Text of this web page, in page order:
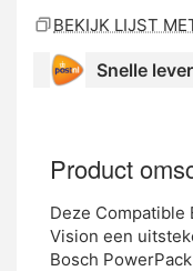
BEKIJK LIJST
Snelle
Product
Deze Compatible
Vision een
Bosch